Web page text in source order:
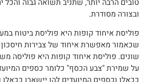
הרבה יותר, שתניב תשואה גבוה והכל יהיה
מסודרת.
איחוד קופות היא פוליסת ביטוח במעמד
מאפשרת איחוד של צבירות חיסכון
פוליסת איחוד קופות היא פוליסה
"צבע הכסף" כלומר כספים המיועדים